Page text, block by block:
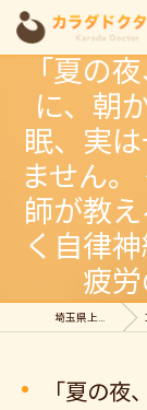
「夏の
に、朝
眠、実
ません
師が教
く自律
疲
「夏の夜